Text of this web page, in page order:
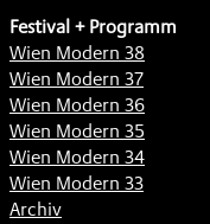
Festival + Programm
Wien Modern 38
Wien Modern 37
Wien Modern 36
Wien Modern 35
Wien Modern 34
Wien Modern 33
Archiv